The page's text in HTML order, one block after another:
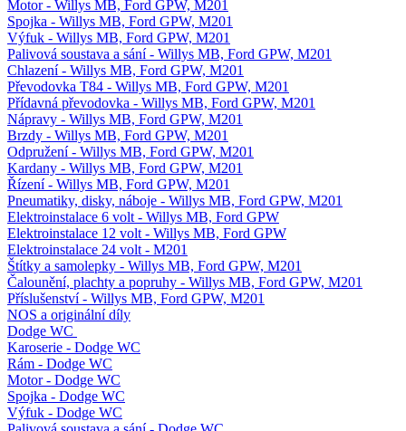
Motor - Willys MB, Ford GPW, M201
Spojka - Willys MB, Ford GPW, M201
Výfuk - Willys MB, Ford GPW, M201
Palivová soustava a sání - Willys MB, Ford GPW, M201
Chlazení - Willys MB, Ford GPW, M201
Převodovka T84 - Willys MB, Ford GPW, M201
Přídavná převodovka - Willys MB, Ford GPW, M201
Nápravy - Willys MB, Ford GPW, M201
Brzdy - Willys MB, Ford GPW, M201
Odpružení - Willys MB, Ford GPW, M201
Kardany - Willys MB, Ford GPW, M201
Řízení - Willys MB, Ford GPW, M201
Pneumatiky, disky, náboje - Willys MB, Ford GPW, M201
Elektroinstalace 6 volt - Willys MB, Ford GPW
Elektroinstalace 12 volt - Willys MB, Ford GPW
Elektroinstalace 24 volt - M201
Štítky a samolepky - Willys MB, Ford GPW, M201
Čalounění, plachty a popruhy - Willys MB, Ford GPW, M201
Příslušenství - Willys MB, Ford GPW, M201
NOS a originální díly
Dodge WC
Karoserie - Dodge WC
Rám - Dodge WC
Motor - Dodge WC
Spojka - Dodge WC
Výfuk - Dodge WC